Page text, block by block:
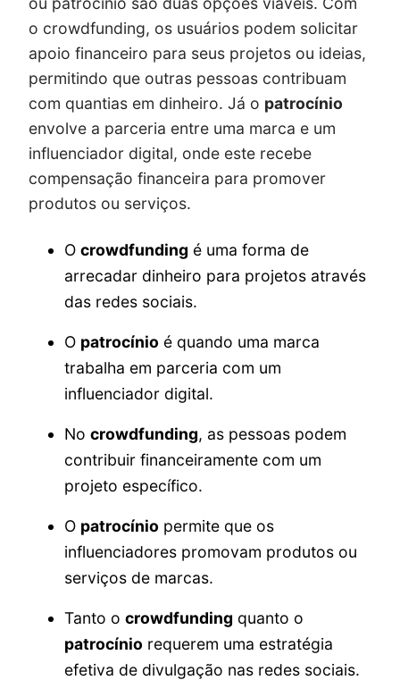
o crowdfunding, os usuários podem solicitar
apoio financeiro para seus projetos ou ideias,
permitindo que outras pessoas contribuam
com quantias em dinheiro. Já o patrocínio
envolve a parceria entre uma marca e um
influenciador digital, onde este recebe
compensação financeira para promover
produtos ou serviços.
Ocrowdfunding é uma forma de
arrecadar dinheiro para projetos através
das redes sociais.
O patrocínio é quando uma marca
trabalha em parceria com um
influenciador digital.
Nocrowdfunding, as pessoas podem
contribuir financeiramente com um
projeto específico.
O patrocínio permite que os
influenciadores promovam produtos ou
serviços de marcas.
Tanto ocrowdfunding quanto o
patrocínio requerem uma estratégia
efetiva de divulgação nas redes sociais.